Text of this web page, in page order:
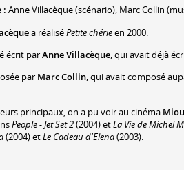
: Anne Villacèque(scénario), Marc Collin
a réaliséPetite chérieen 2000.
écrit parAnne Villacèque, qui avait déjà
par Marc Collin, qui avait composé
principaux, on a pu voir au cinéma
People - Jet Set 2(2004) etLa Vie de Michel
(2004) etLe Cadeau d'Elena(2003).